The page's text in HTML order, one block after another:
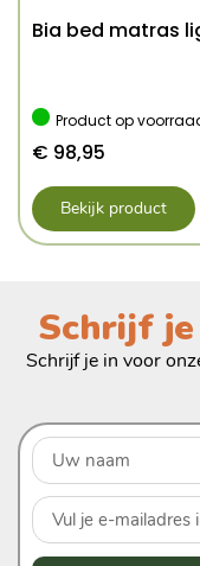
Bia bed matras
Product op
€ 98,95
Bekijk product
Schrijf je
Schrijf je in voor